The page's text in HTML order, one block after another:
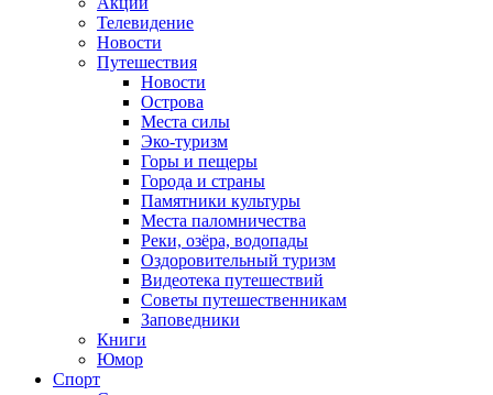
Телевидение
Новости
Путешествия
Новости
Острова
Места силы
Эко-туризм
Горы и пещеры
Города и страны
Памятники культуры
Места паломничества
Реки, озёра, водопады
Оздоровительный туризм
Видеотека путешествий
Советы путешественникам
Заповедники
Книги
Юмор
Спорт